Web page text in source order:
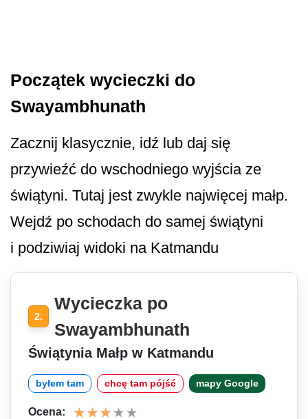
Początek wycieczki do
Swayambhunath
Zacznij klasycznie, idź lub daj się
przywieźć do wschodniego wyjścia ze
świątyni. Tutaj jest zwykle najwięcej małp.
Wejdź po schodach do samej świątyni
i podziwiaj widoki na Katmandu
2.
Wycieczka po
Swayambhunath
Świątynia Małp w Katmandu
byłem tam chcę tam pójść mapy Google
Ocena: